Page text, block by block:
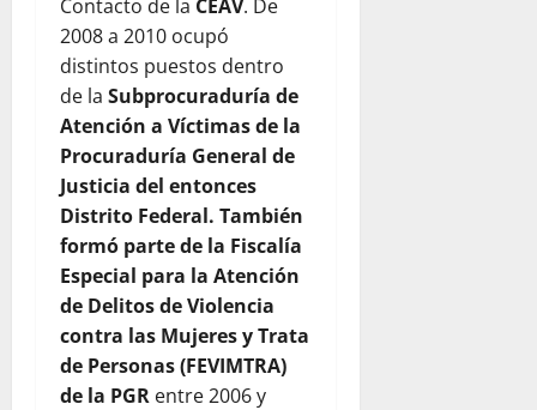
Contacto de la CEAV. De
2008 a 2010 ocupó
distintos puestos dentro
de la Subprocuraduría de
Atención a Víctimas de la
Procuraduría General de
Justicia del entonces
Distrito Federal. También
formó parte de la Fiscalía
Especial para la Atención
de Delitos de Violencia
contra las Mujeres y Trata
de Personas (FEVIMTRA)
de la PGR entre 2006 y